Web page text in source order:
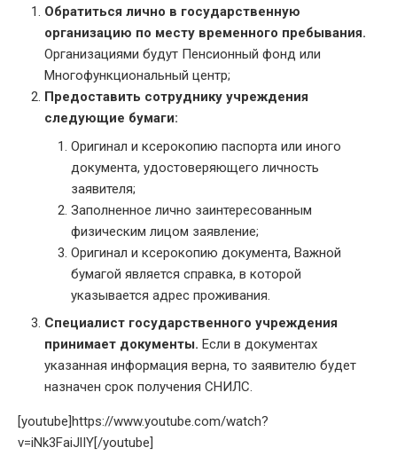
Обратиться лично в государственную
организацию по месту временного пребывания.
Организациями будут Пенсионный фонд или
Многофункциональный центр;
Предоставить сотруднику учреждения
следующие бумаги:
Оригинал и ксерокопию паспорта или иного
документа, удостоверяющего личность
заявителя;
Заполненное лично заинтересованным
физическим лицом заявление;
Оригинал и ксерокопию документа, Важной
бумагой является справка, в которой
указывается адрес проживания.
Специалист государственного учреждения
принимает документы. Если в документах
указанная информация верна, то заявителю будет
назначен срок получения СНИЛС.
[youtube]https://www.youtube.com/watch?
v=iNk3FaiJlIY[/youtube]